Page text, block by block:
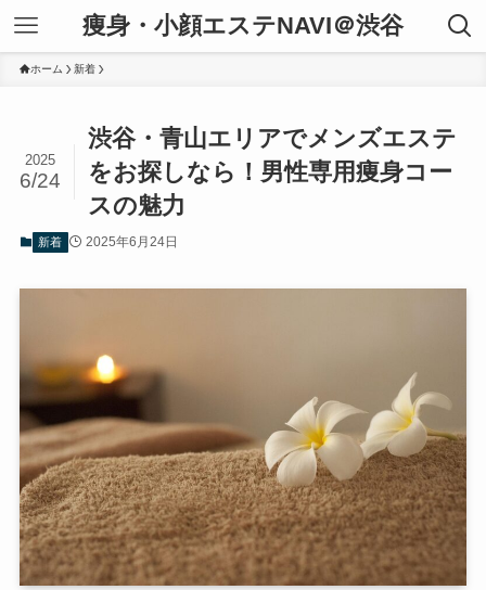
痩身・小顔エステNAVI＠渋谷
ホーム 新着
渋谷・青山エリアでメンズエステ
をお探しなら！男性専用痩身コー
スの魅力
2025
6/24
新着 2025年6月24日